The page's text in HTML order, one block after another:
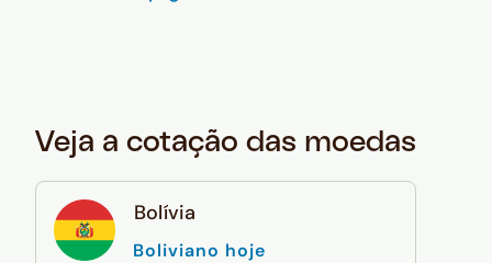
Veja a cotação das moedas
Bolívia
Boliviano hoje